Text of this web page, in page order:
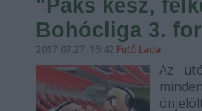
"Paks kész,
Bohócliga 3.
2017.07.27. 15:42 Futó Lada
Az